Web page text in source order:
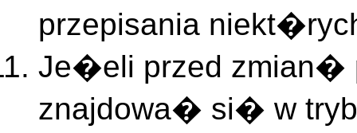
przepisania
Je�eli przed zmian�
znajdowa� si� w